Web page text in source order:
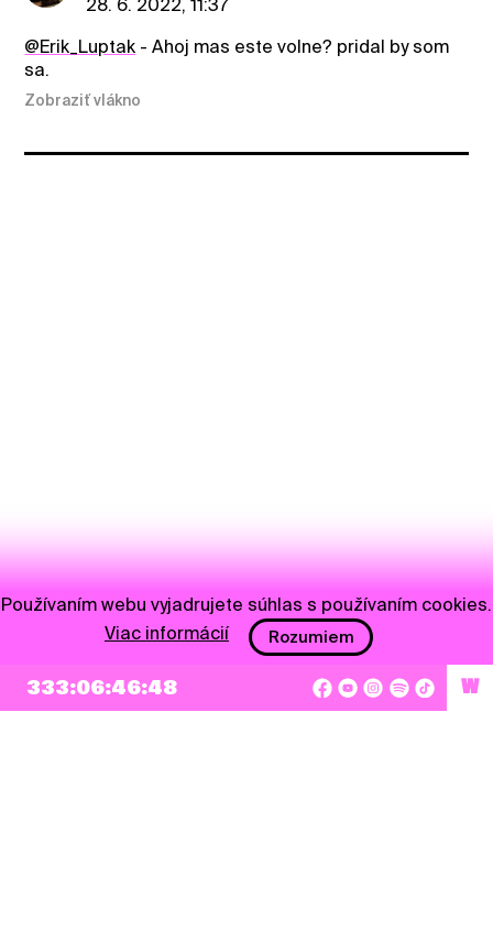
28. 6. 2022, 11:37
@Erik_Luptak - Ahoj mas este volne? pridal by som
sa.
Zobraziť vlákno
333:06:46:48 W
Používaním webu vyjadrujete súhlas s používaním cookies.
Viac informácií
Rozumiem